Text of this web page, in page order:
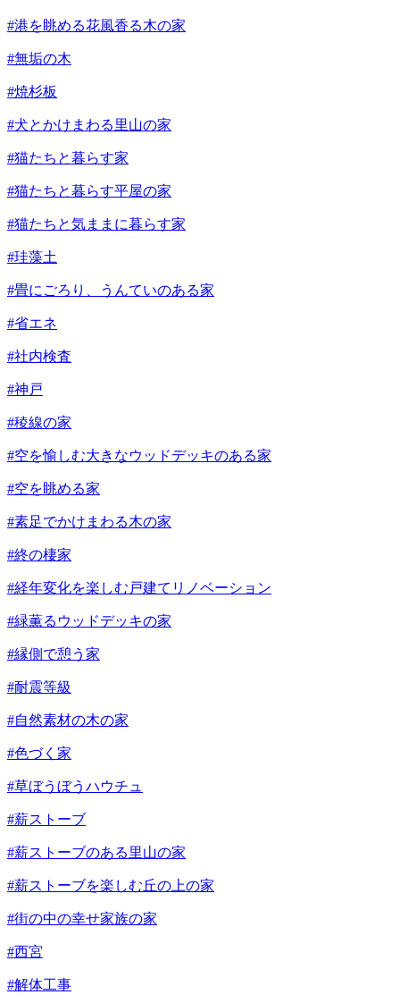
#港を眺める花風香る木の家
#無垢の木
#焼杉板
#犬とかけまわる里山の家
#猫たちと暮らす家
#猫たちと暮らす平屋の家
#猫たちと気ままに暮らす家
#珪藻土
#畳にごろり、うんていのある家
#省エネ
#社内検査
#神戸
#稜線の家
#空を愉しむ大きなウッドデッキのある家
#空を眺める家
#素足でかけまわる木の家
#終の棲家
#経年変化を楽しむ戸建てリノベーション
#緑薫るウッドデッキの家
#縁側で憩う家
#耐震等級
#自然素材の木の家
#色づく家
#草ぼうぼうハウチュ
#薪ストーブ
#薪ストーブのある里山の家
#薪ストーブを楽しむ丘の上の家
#街の中の幸せ家族の家
#西宮
#解体工事